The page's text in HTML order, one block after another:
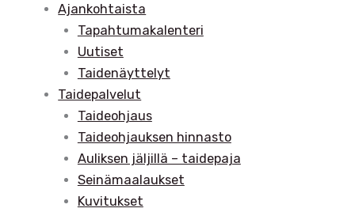
Ajankohtaista
Tapahtumakalenteri
Uutiset
Taidenäyttelyt
Taidepalvelut
Taideohjaus
Taideohjauksen hinnasto
Auliksen jäljillä – taidepaja
Seinämaalaukset
Kuvitukset